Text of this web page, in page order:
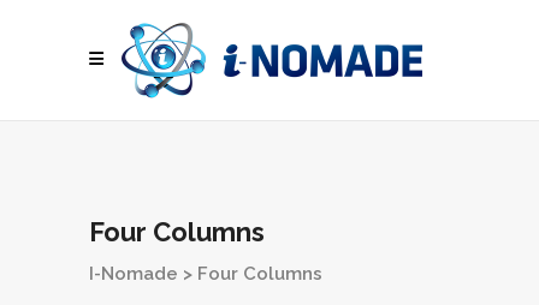
Four Columns
I-Nomade > Four Columns